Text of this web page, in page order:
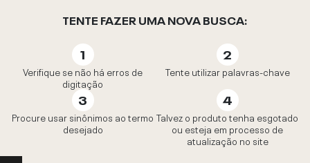
TENTE FAZER UMA NOVA BUSCA:
Verifique se não há erros de
digitação
Tente utilizar palavras-chave
Procure usar sinônimos ao termo
desejado
Talvez o produto tenha esgotado
ou esteja em processo de
atualização no site